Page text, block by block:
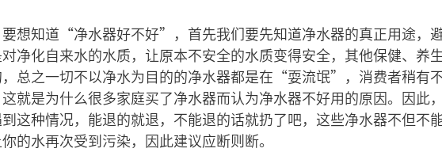
要想知道“净水器好不好”，首先我们要先知道净水器的真正用途，
净化自来水的水质，让原本不安全的水质变得安全，其他保健、养
总之一切不以净水为目的的净水器都是在“耍流氓”，消费者稍有
就是为什么很多家庭买了净水器而认为净水器不好用的原因。因此
这种情况，能退的就退，不能退的话就扔了吧，这些净水器不但不
的水再次受到污染，因此建议应断则断。